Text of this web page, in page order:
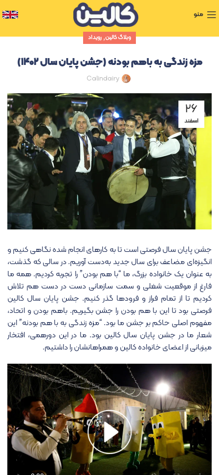
منو
وبلاگ کالین, رویداد
مزه زندگی به باهم بودنه (جشن پایان سال ۱۴۰۲)
Calindairy
۲۶
اسفند
جشن پایان سال فرصتی است تا به کارهای انجام شده نگاهی کنیم و
انگیزه‌ای مضاعف برای سال جدید به‌دست آوریم. در سالی که گذشت،
به عنوان یک خانواده بزرگ، ما “با هم بودن” را تجربه کردیم. همه ما
فارغ از موقعیت شغلی و سمت سازمانی دست در دست هم تلاش
کردیم تا از تمام فراز و فرودها گذر کنیم. جشن پایان سال کالین
فرصتی بود تا این با هم بودن را جشن بگیریم. باهم بودن و اتحاد،
مفهوم اصلی حاکم بر جشن ما بود. “مزه زندگی به با هم بودنه” این
شعار ما در جشن پایان سال کالین بود. ما در این دورهمی، افتخار
میزبانی از اعضای خانواده کالین و همراهانشان را داشتیم.